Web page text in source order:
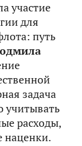
участие
для
путь
задача
учитывать
расходы,
наценки.